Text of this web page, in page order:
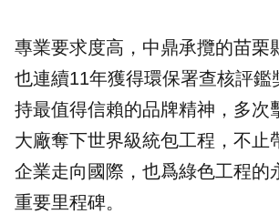
專業要求度高，中鼎承攬的苗栗
也連續11年獲得環保署查核評鑑
持最值得信賴的品牌精神，多次
大廠奪下世界級統包工程，不止
企業走向國際，也爲綠色工程的
重要里程碑。